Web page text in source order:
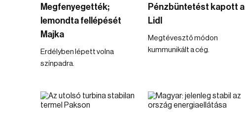
Megfenyegették;
lemondta fellépését
Majka
Erdélyben lépett volna
színpadra.
Pénzbüntetést kapott a
Lidl
Megtévesztő módon
kummunikált a cég.